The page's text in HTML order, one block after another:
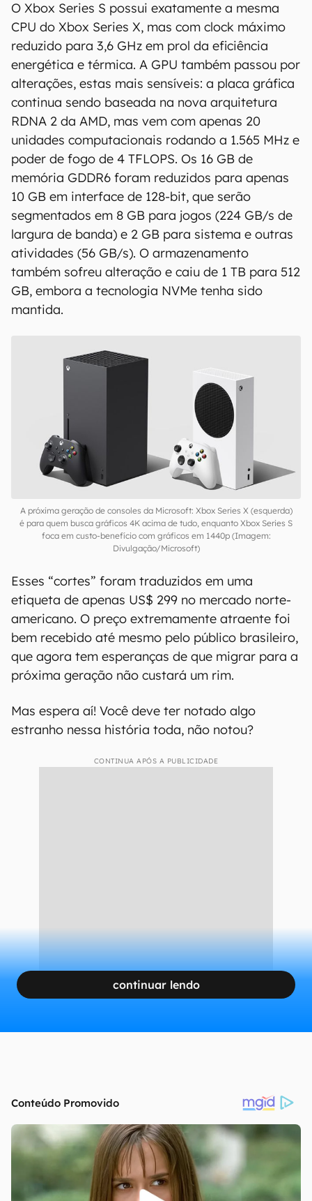
O Xbox Series S possui exatamente a mesma
CPU do Xbox Series X, mas com clock máximo
reduzido para 3,6 GHz em prol da eficiência
energética e térmica. A GPU também passou por
alterações, estas mais sensíveis: a placa gráfica
continua sendo baseada na nova arquitetura
RDNA 2 da AMD, mas vem com apenas 20
unidades computacionais rodando a 1.565 MHz e
poder de fogo de 4 TFLOPS. Os 16 GB de
memória GDDR6 foram reduzidos para apenas
10 GB em interface de 128-bit, que serão
segmentados em 8 GB para jogos (224 GB/s de
largura de banda) e 2 GB para sistema e outras
atividades (56 GB/s). O armazenamento
também sofreu alteração e caiu de 1 TB para 512
GB, embora a tecnologia NVMe tenha sido
mantida.
A próxima geração de consoles da Microsoft: Xbox Series X (esquerda)
é para quem busca gráficos 4K acima de tudo, enquanto Xbox Series S
foca em custo-benefício com gráficos em 1440p (Imagem:
Divulgação/Microsoft)
Esses “cortes” foram traduzidos em uma
etiqueta de apenas US$ 299 no mercado norte-
americano. O preço extremamente atraente foi
bem recebido até mesmo pelo público brasileiro,
que agora tem esperanças de que migrar para a
próxima geração não custará um rim.
Mas espera aí! Você deve ter notado algo
estranho nessa história toda, não notou?
CONTINUA APÓS A PUBLICIDADE
continuar lendo